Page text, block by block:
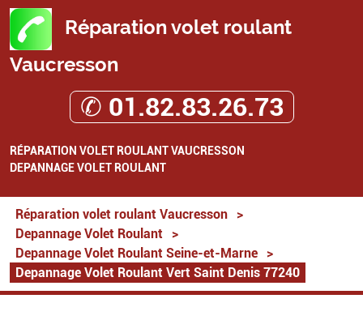
Réparation volet roulant
Vaucresson
✆ 01.82.83.26.73
RÉPARATION VOLET ROULANT VAUCRESSON
DEPANNAGE VOLET ROULANT
Réparation volet roulant Vaucresson
>
Depannage Volet Roulant
>
Depannage Volet Roulant Seine-et-Marne
>
Depannage Volet Roulant Vert Saint Denis 77240